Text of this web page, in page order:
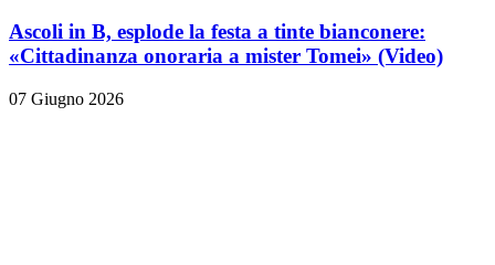
Ascoli in B, esplode la festa a tinte bianconere:
«Cittadinanza onoraria a mister Tomei» (Video)
07 Giugno 2026